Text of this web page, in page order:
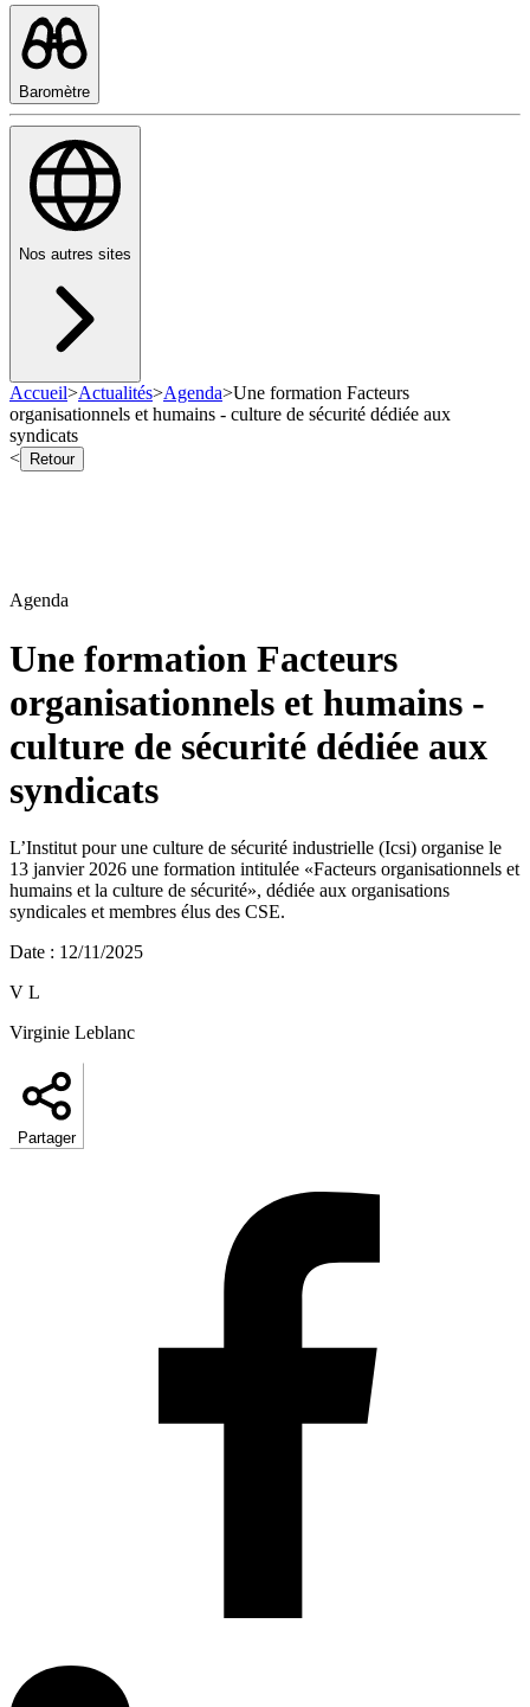
Baromètre
Nos autres sites
Accueil>Actualités>Agenda>Une formation Facteurs
organisationnels et humains - culture de sécurité dédiée aux
syndicats
<
Retour
Agenda
Une formation Facteurs
organisationnels et humains -
culture de sécurité dédiée aux
syndicats
L’Institut pour une culture de sécurité industrielle (Icsi) organise le
13 janvier 2026 une formation intitulée «Facteurs organisationnels et
humains et la culture de sécurité», dédiée aux organisations
syndicales et membres élus des CSE.
Date : 12/11/2025
V L
Virginie Leblanc
Partager